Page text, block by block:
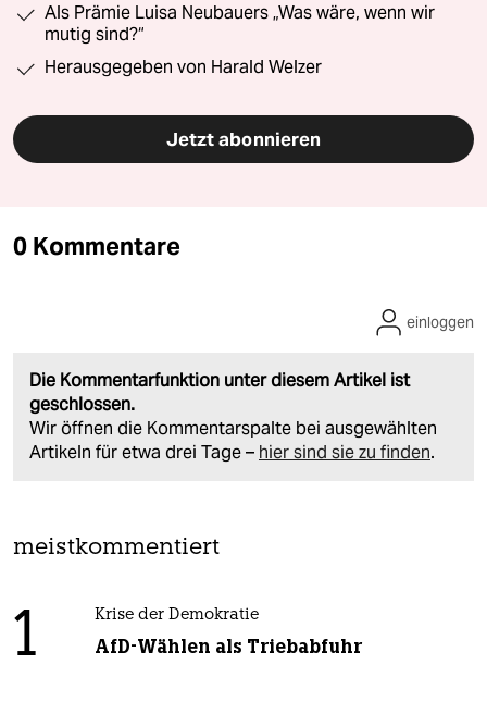
Als Prämie Luisa Neubauers „Was wäre, wenn wir
mutig sind?“
Herausgegeben von Harald Welzer
Jetzt abonnieren
0 Kommentare
Die Kommentarfunktion unter diesem Artikel ist
geschlossen.
Wir öffnen die Kommentarspalte bei ausgewählten
Artikeln für etwa drei Tage – hier sind sie zu finden.
einloggen
meistkommentiert
1 Krise der Demokratie
AfD-Wählen als Triebabfuhr